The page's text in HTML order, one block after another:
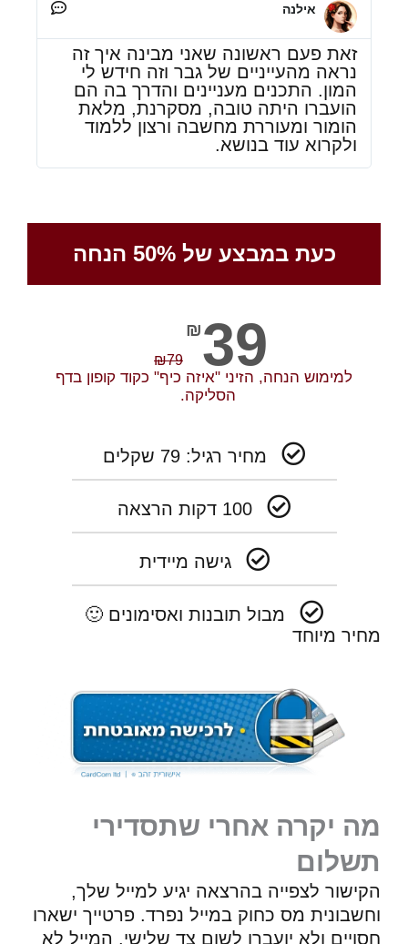
אילנה
זאת פעם ראשונה שאני מבינה איך זה
נראה מהעייניים של גבר וזה חידש לי
המון. התכנים מעניינים והדרך בה הם
הועברו היתה טובה, מסקרנת, מלאת
הומור ומעוררת מחשבה ורצון ללמוד
ולקרוא עוד בנושא.
כעת במבצע של 50% הנחה
₪79
₪39
למימוש הנחה, הזיני "איזה כיף" כקוד קופון בדף
הסליקה.
מחיר רגיל: 79 שקלים
100 דקות הרצאה
גישה מיידית
מבול תובנות ואסימונים 🙂
מחיר מיוחד
מה יקרה אחרי שתסדירי
תשלום
הקישור לצפייה בהרצאה יגיע למייל שלך,
וחשבונית מס כחוק במייל נפרד. פרטייך ישארו
חסויים ולא יועברו לשום צד שלישי. המייל לא